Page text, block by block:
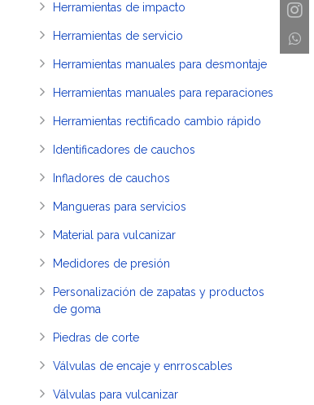
Herramientas de impacto
Herramientas de servicio
Herramientas manuales para desmontaje
Herramientas manuales para reparaciones
Herramientas rectificado cambio rápido
Identificadores de cauchos
Infladores de cauchos
Mangueras para servicios
Material para vulcanizar
Medidores de presión
Personalización de zapatas y productos
de goma
Piedras de corte
Válvulas de encaje y enrroscables
Válvulas para vulcanizar